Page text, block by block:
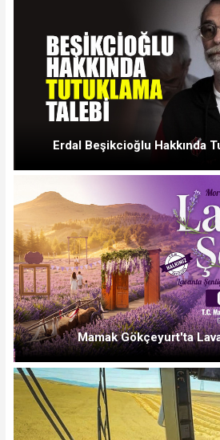
Erdal Beşikcioğlu Hakkında
Mamak Gökçeyurt'ta